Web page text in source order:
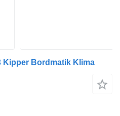
Kipper Bordmatik Klima